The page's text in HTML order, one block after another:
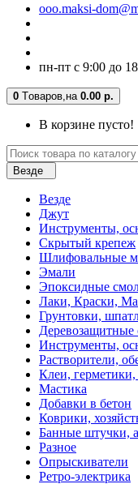
ooo.maksi-
пн-пт с 9:00 до
0 Tоваров, на 0.00 р.
В корзине пусто!
Везде
Везде
Джут
Инструменты,
Скрытый крепеж
Шлифовальные
Эмали
Эпоксидные
Лаки, Краски,
Грунтовки,
Деревозащитные
Инструменты,
Растворители,
Клеи,
Мастика
Добавки в бетон
Коврики,
Банные штучки,
Разное
Опрыскиватели
Ретро-электрика